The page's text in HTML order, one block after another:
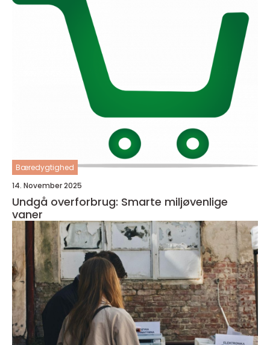
Bæredygtighed
14. November 2025
Undgå overforbrug: Smarte miljøvenlige
vaner